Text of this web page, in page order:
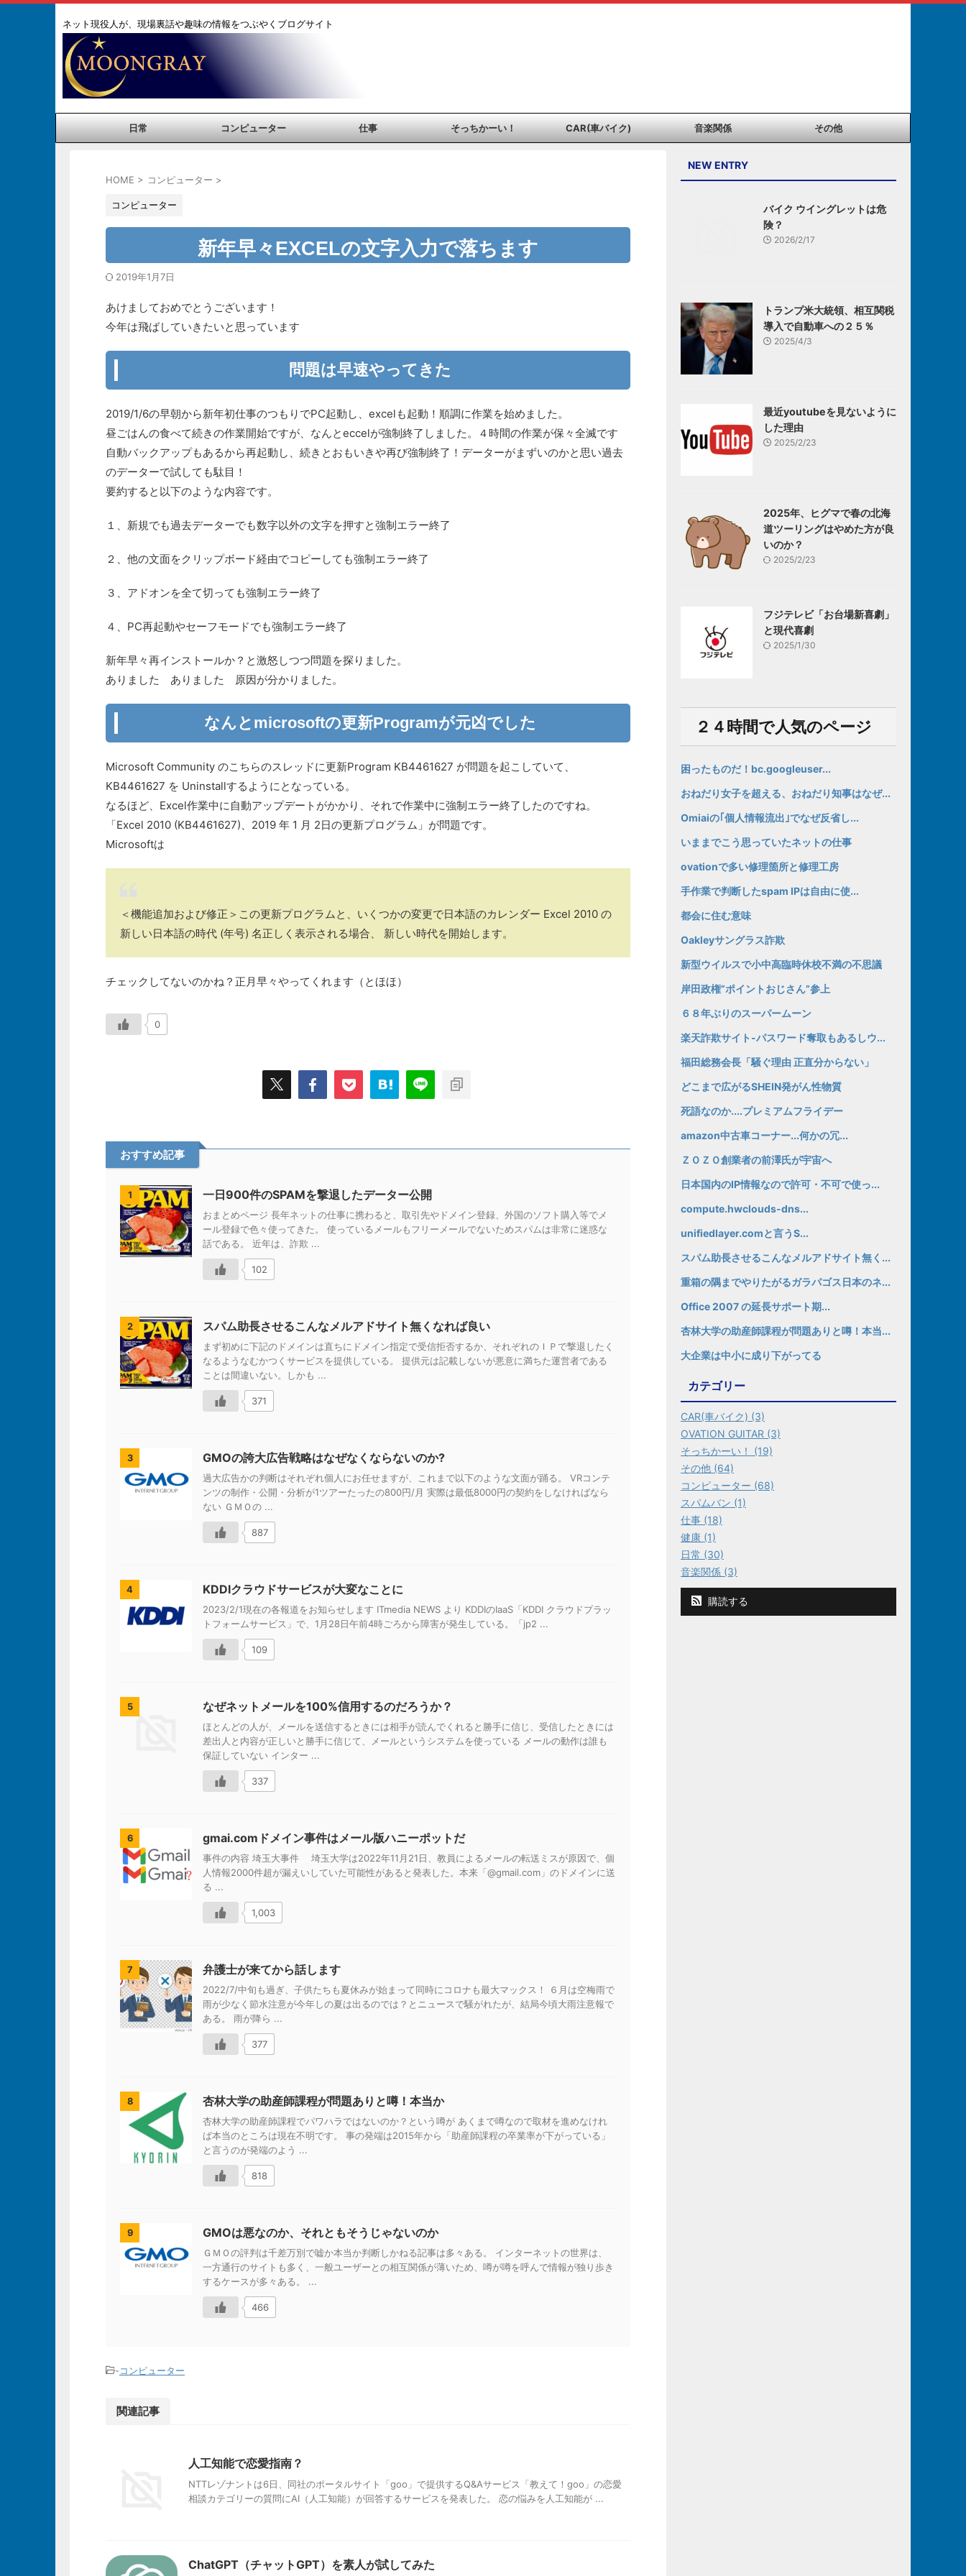
ネット現役人が、現場裏話や趣味の情報をつぶやくブログサイト
日常 コンピューター 仕事 そっちかーい！ CAR(車バイク) 音楽関係 その他
HOME > コンピューター >
コンピューター
新年早々EXCELの文字入力で落ちます
2019年1月7日
あけましておめでとうございます！
今年は飛ばしていきたいと思っています
問題は早速やってきた
2019/1/6の早朝から新年初仕事のつもりでPC起動し、excelも起動！順調に作業を始めました。
昼ごはんの食べて続きの作業開始ですが、なんとeccelが強制終了しました。４時間の作業が保々全滅です
自動バックアップもあるから再起動し、続きとおもいきや再び強制終了！データーがまずいのかと思い過去
のデーターで試しても駄目！
要約すると以下のような内容です。
１、新規でも過去データーでも数字以外の文字を押すと強制エラー終了
２、他の文面をクリップボード経由でコピーしても強制エラー終了
３、アドオンを全て切っても強制エラー終了
４、PC再起動やセーフモードでも強制エラー終了
新年早々再インストールか？と激怒しつつ問題を探りました。
ありました ありました 原因が分かりました。
なんとmicrosoftの更新Programが元凶でした
Microsoft Community のこちらのスレッドに更新Program KB4461627 が問題を起こしていて、
KB4461627 を Uninstallするようにとなっている。
なるほど、Excel作業中に自動アップデートがかかり、それで作業中に強制エラー終了したのですね。
「Excel 2010 (KB4461627)、2019 年 1 月 2日の更新プログラム」が問題です。
Microsoftは
＜機能追加および修正＞この更新プログラムと、いくつかの変更で日本語のカレンダー Excel 2010 の
新しい日本語の時代 (年号) 名正しく表示される場合、 新しい時代を開始します。
チェックしてないのかね？正月早々やってくれます（とほほ）
0
おすすめ記事
1 一日900件のSPAMを撃退したデーター公開
おまとめページ 長年ネットの仕事に携わると、取引先やドメイン登録、外国のソフト購入等でメ
ール登録で色々使ってきた。 使っているメールもフリーメールでないためスパムは非常に迷惑な
話である。 近年は、詐欺 ...
102
2 スパム助長させるこんなメルアドサイト無くなれば良い
まず初めに下記のドメインは直ちにドメイン指定で受信拒否するか、それぞれのＩＰで撃退したく
なるようなむかつくサービスを提供している。 提供元は記載しないが悪意に満ちた運営者である
ことは間違いない。しかも ...
371
3 GMOの誇大広告戦略はなぜなくならないのか?
過大広告かの判断はそれぞれ個人にお任せますが、これまで以下のような文面が踊る。 VRコンテ
ンツの制作・公開・分析が1ツアーたったの800円/月 実際は最低8000円の契約をしなければなら
ない ＧＭＯの ...
887
4 KDDIクラウドサービスが大変なことに
2023/2/1現在の各報道をお知らせします ITmedia NEWS より KDDIのIaaS「KDDI クラウドプラッ
トフォームサービス」で、1月28日午前4時ごろから障害が発生している。「jp2 ...
109
5 なぜネットメールを100%信用するのだろうか？
ほとんどの人が、メールを送信するときには相手が読んでくれると勝手に信じ、受信したときには
差出人と内容が正しいと勝手に信じて、メールというシステムを使っている メールの動作は誰も
保証していない インター ...
337
6 gmai.comドメイン事件はメール版ハニーポットだ
事件の内容 埼玉大事件 埼玉大学は2022年11月21日、教員によるメールの転送ミスが原因で、個
人情報2000件超が漏えいしていた可能性があると発表した。本来「@gmail.com」のドメインに送
る ...
1,003
7 弁護士が来てから話します
2022/7/中旬も過ぎ、子供たちも夏休みが始まって同時にコロナも最大マックス！ ６月は空梅雨で
雨が少なく節水注意が今年しの夏は出るのでは？とニュースで騒がれたが、結局今頃大雨注意報で
ある。 雨が降ら ...
377
8 杏林大学の助産師課程が問題ありと噂！本当か
杏林大学の助産師課程でパワハラではないのか？という噂が あくまで噂なので取材を進めなけれ
ば本当のところは現在不明です。 事の発端は2015年から「助産師課程の卒業率が下がっている」
と言うのが発端のよう ...
818
9 GMOは悪なのか、それともそうじゃないのか
ＧＭＯの評判は千差万別で嘘か本当か判断しかねる記事は多々ある。 インターネットの世界は、
一方通行のサイトも多く、一般ユーザーとの相互関係が薄いため、噂が噂を呼んで情報が独り歩き
するケースが多々ある。 ...
466
-コンピューター
関連記事
人工知能で恋愛指南？
NTTレゾナントは6日、同社のポータルサイト「goo」で提供するQ&Aサービス「教えて！goo」の恋愛
相談カテゴリーの質問にAI（人工知能）が回答するサービスを発表した。 恋の悩みを人工知能が ...
ChatGPT（チャットGPT）を素人が試してみた
NEW ENTRY
バイク ウイングレットは危
険？
2026/2/17
トランプ米大統領、相互関税
導入で自動車への２５％
2025/4/3
最近youtubeを見ないように
した理由
2025/2/23
2025年、ヒグマで春の北海
道ツーリングはやめた方が良
いのか？
2025/2/23
フジテレビ「お台場新喜劇」
と現代喜劇
2025/1/30
２４時間で人気のページ
困ったものだ！bc.googleuser...
おねだり女子を超える、おねだり知事はなぜ...
Omiaiの｢個人情報流出｣でなぜ反省し...
いままでこう思っていたネットの仕事
ovationで多い修理箇所と修理工房
手作業で判断したspam IPは自由に使...
都会に住む意味
Oakleyサングラス詐欺
新型ウイルスで小中高臨時休校不満の不思議
岸田政権”ポイントおじさん”参上
６８年ぶりのスーパームーン
楽天詐欺サイト-パスワード奪取もあるしウ...
福田総務会長「騒ぐ理由 正直分からない」
どこまで広がるSHEIN発がん性物質
死語なのか....プレミアムフライデー
amazon中古車コーナー...何かの冗...
ＺＯＺＯ創業者の前澤氏が宇宙へ
日本国内のIP情報なので許可・不可で使っ...
compute.hwclouds-dns...
unifiedlayer.comと言うS...
スパム助長させるこんなメルアドサイト無く...
重箱の隅までやりたがるガラパゴス日本のネ...
Office 2007 の延長サポート期...
杏林大学の助産師課程が問題ありと噂！本当...
大企業は中小に成り下がってる
カテゴリー
CAR(車バイク) (3)
OVATION GUITAR (3)
そっちかーい！ (19)
その他 (64)
コンピューター (68)
スパムバン (1)
仕事 (18)
健康 (1)
日常 (30)
音楽関係 (3)
購読する